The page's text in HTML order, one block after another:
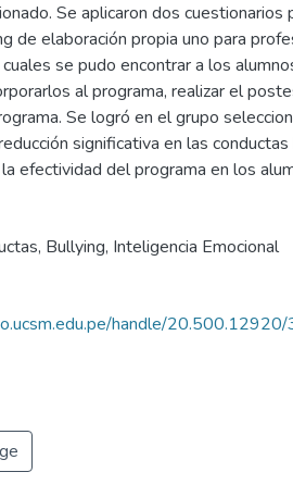
Se aplicaron dos cuestionarios
de elaboración propia uno para
se pudo encontrar a los
al programa, realizar el
Se logró en el grupo
significativa en las
efectividad del programa en los
, Bullying, Inteligencia Emocional
handle/